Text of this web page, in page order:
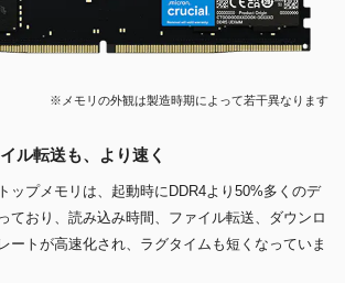
※メモリの外観は製造時期によって若干異なります
ル転送も、より速く
ップメモリは、起動時にDDR4より50%多くのデ
ており、読み込み時間、ファイル転送、ダウンロ
ートが高速化され、ラグタイムも短くなっていま